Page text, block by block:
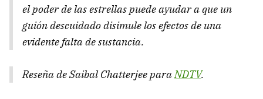
el poder de las estrellas puede ayudar a que un
guión descuidado disimule los efectos de una
evidente falta de sustancia.
Reseña de Saibal Chatterjee paraNDTV.